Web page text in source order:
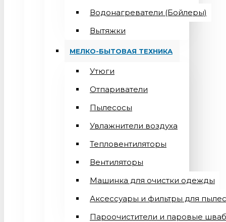
Водонагреватели (Бойлеры)
Вытяжки
МЕЛКО-БЫТОВАЯ ТЕХНИКА
Утюги
Отпариватели
Пылесосы
Увлажнители воздуха
Тепловентиляторы
Вентиляторы
Машинка для очистки одежды
Аксессуары и фильтры для
Пароочистители и паровые